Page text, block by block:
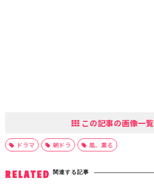
この記事の画像一覧
ドラマ 朝ドラ 風、薫る
RELATED 関連する記事